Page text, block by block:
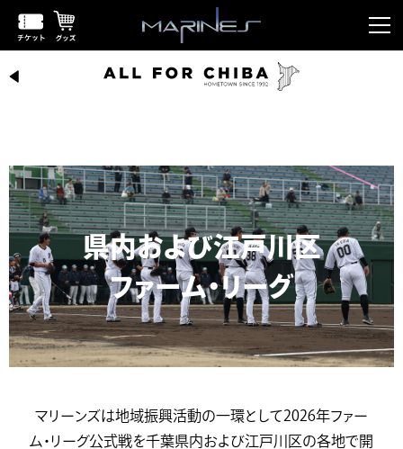
県内および江戸川区
ファーム・リーグ
マリーンズは地域振興活動の一環として2026年ファー
ム・リーグ公式戦を千葉県内および江戸川区の各地で開